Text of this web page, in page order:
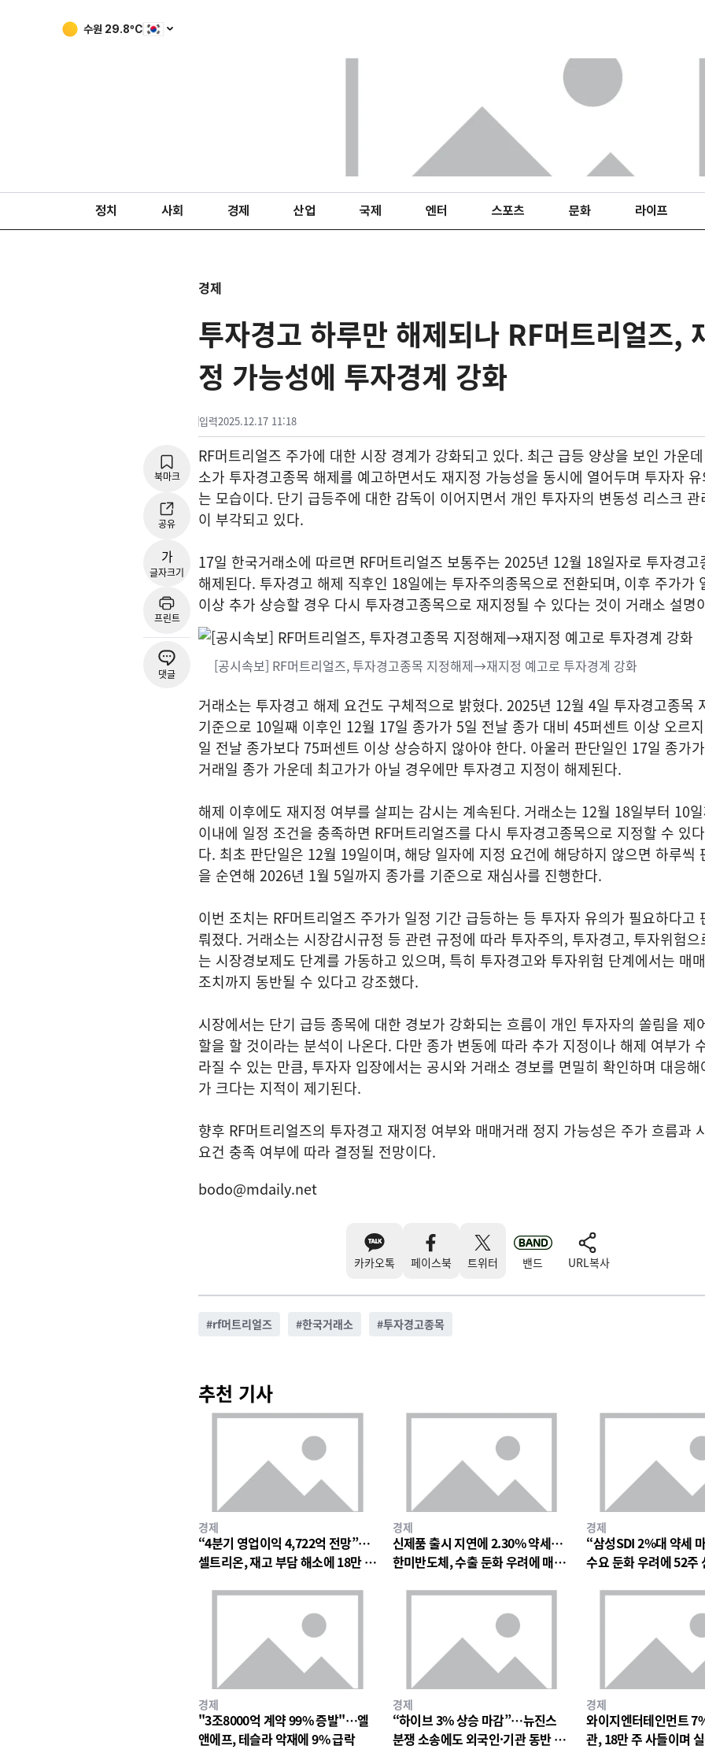
수원 29.8ºC
정치 사회 경제 산업 국제 엔터 스포츠 문화 라이프
경제
투자경고 하루만 해제되나 RF머트리얼즈,
정 가능성에 투자경계 강화
입력2025.12.17 11:18
북마크
공유
가
글자크기
프린트
댓글
RF머트리얼즈 주가에 대한 시장 경계가 강화되고 있다. 최근 급등 양상을 보인 가운
소가 투자경고종목 해제를 예고하면서도 재지정 가능성을 동시에 열어두며 투자자
는 모습이다. 단기 급등주에 대한 감독이 이어지면서 개인 투자자의 변동성 리스크 관
이 부각되고 있다.
17일 한국거래소에 따르면 RF머트리얼즈 보통주는 2025년 12월 18일자로 투자경고
해제된다. 투자경고 해제 직후인 18일에는 투자주의종목으로 전환되며, 이후 주가가
이상 추가 상승할 경우 다시 투자경고종목으로 재지정될 수 있다는 것이 거래소 설명
[공시속보] RF머트리얼즈, 투자경고종목 지정해제→재지정 예고로 투자경계 강화
거래소는 투자경고 해제 요건도 구체적으로 밝혔다. 2025년 12월 4일 투자경고종목
기준으로 10일째 이후인 12월 17일 종가가 5일 전날 종가 대비 45퍼센트 이상 오르
일 전날 종가보다 75퍼센트 이상 상승하지 않아야 한다. 아울러 판단일인 17일 종가
거래일 종가 가운데 최고가가 아닐 경우에만 투자경고 지정이 해제된다.
해제 이후에도 재지정 여부를 살피는 감시는 계속된다. 거래소는 12월 18일부터 10
이내에 일정 조건을 충족하면 RF머트리얼즈를 다시 투자경고종목으로 지정할 수 있
다. 최초 판단일은 12월 19일이며, 해당 일자에 지정 요건에 해당하지 않으면 하루씩
을 순연해 2026년 1월 5일까지 종가를 기준으로 재심사를 진행한다.
이번 조치는 RF머트리얼즈 주가가 일정 기간 급등하는 등 투자자 유의가 필요하다고
뤄졌다. 거래소는 시장감시규정 등 관련 규정에 따라 투자주의, 투자경고, 투자위험으
는 시장경보제도 단계를 가동하고 있으며, 특히 투자경고와 투자위험 단계에서는 매
조치까지 동반될 수 있다고 강조했다.
시장에서는 단기 급등 종목에 대한 경보가 강화되는 흐름이 개인 투자자의 쏠림을 제
할을 할 것이라는 분석이 나온다. 다만 종가 변동에 따라 추가 지정이나 해제 여부가
라질 수 있는 만큼, 투자자 입장에서는 공시와 거래소 경보를 면밀히 확인하며 대응해
가 크다는 지적이 제기된다.
향후 RF머트리얼즈의 투자경고 재지정 여부와 매매거래 정지 가능성은 주가 흐름과
요건 충족 여부에 따라 결정될 전망이다.
bodo@mdaily.net
카카오톡 페이스북 트위터 밴드 URL복사
#rf머트리얼즈 #한국거래소 #투자경고종목
추천 기사
경제
“4분기 영업이익 4,722억 전망”…
셀트리온, 재고 부담 해소에 18만 원
경제
신제품 출시 지연에 2.30% 약세…
한미반도체, 수출 둔화 우려에 매물
경제
“삼성SDI 2%대 약세
수요 둔화 우려에 52주
경제
"3조8000억 계약 99% 증발"…엘
앤에프, 테슬라 악재에 9% 급락
경제
“하이브 3% 상승 마감”…뉴진스
분쟁 소송에도 외국인·기관 동반 매
경제
와이지엔터테인먼트
관, 18만 주 사들이며